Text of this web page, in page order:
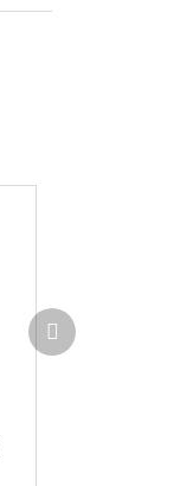
Další
produkt